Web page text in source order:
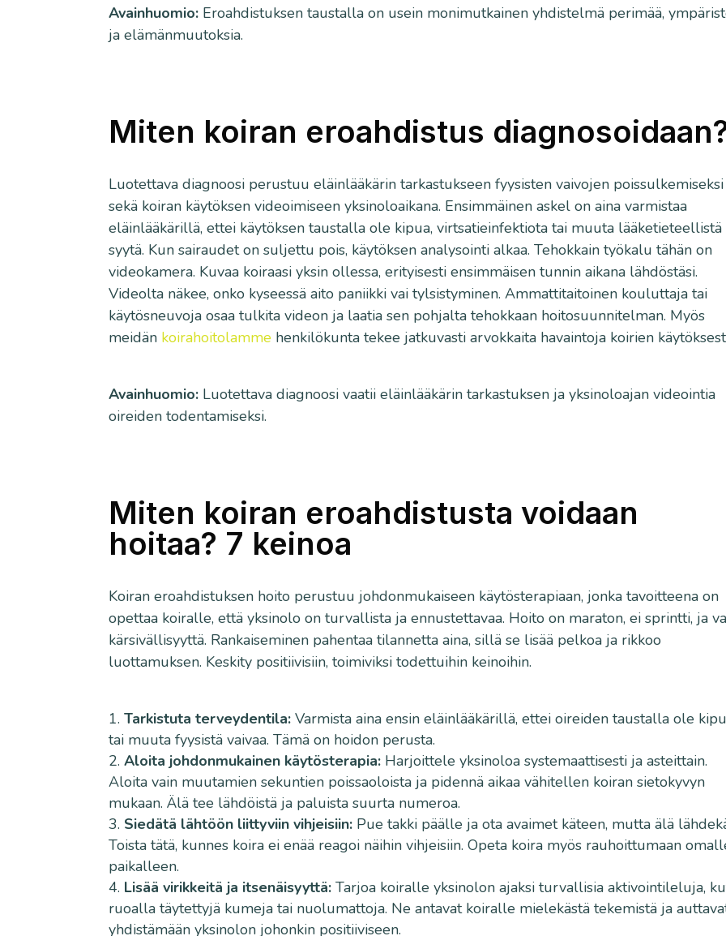
Avainhuomio: Eroahdistuksen taustalla on usein monimutkainen yhdistelmä perimää,
ja elämänmuutoksia.
Miten koiran eroahdistus
Luotettava diagnoosi perustuu eläinlääkärin tarkastukseen fyysisten vaivojen poissulkemiseksi
sekä koiran käytöksen videoimiseen yksinoloaikana. Ensimmäinen askel on aina varmistaa
eläinlääkärillä, ettei käytöksen taustalla ole kipua, virtsatieinfektiota tai muuta lääketieteellistä
syytä. Kun sairaudet on suljettu pois, käytöksen analysointi alkaa. Tehokkain työkalu tähän on
videokamera. Kuvaa koiraasi yksin ollessa, erityisesti ensimmäisen tunnin aikana lähdöstäsi.
Videolta näkee, onko kyseessä aito paniikki vai tylsistyminen. Ammattitaitoinen kouluttaja tai
käytösneuvoja osaa tulkita videon ja laatia sen pohjalta tehokkaan hoitosuunnitelman. Myös
meidän koirahoitolamme henkilökunta tekee jatkuvasti arvokkaita havaintoja koirien
Avainhuomio: Luotettava diagnoosi vaatii eläinlääkärin tarkastuksen ja yksinoloajan videointia
oireiden todentamiseksi.
Miten koiran eroahdistusta voidaan
hoitaa? 7 keinoa
Koiran eroahdistuksen hoito perustuu johdonmukaiseen käytösterapiaan, jonka tavoitteena on
opettaa koiralle, että yksinolo on turvallista ja ennustettavaa. Hoito on maraton, ei sprintti, ja
kärsivällisyyttä. Rankaiseminen pahentaa tilannetta aina, sillä se lisää pelkoa ja rikkoo
luottamuksen. Keskity positiivisiin, toimiviksi todettuihin keinoihin.
Tarkistuta terveydentila: Varmista aina ensin eläinlääkärillä, ettei oireiden taustalla ole
tai muuta fyysistä vaivaa. Tämä on hoidon perusta.
Aloita johdonmukainen käytösterapia: Harjoittele yksinoloa systemaattisesti ja asteittain.
Aloita vain muutamien sekuntien poissaoloista ja pidennä aikaa vähitellen koiran sietokyvyn
mukaan. Älä tee lähdöistä ja paluista suurta numeroa.
Siedätä lähtöön liittyviin vihjeisiin: Pue takki päälle ja ota avaimet käteen, mutta älä
Toista tätä, kunnes koira ei enää reagoi näihin vihjeisiin. Opeta koira myös rauhoittumaan
paikalleen.
Lisää virikkeitä ja itsenäisyyttä: Tarjoa koiralle yksinolon ajaksi turvallisia aktivointileluja,
ruoalla täytettyjä kumeja tai nuolumattoja. Ne antavat koiralle mielekästä tekemistä ja
yhdistämään yksinolon johonkin positiiviseen.